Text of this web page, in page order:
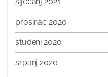
prosinac 2020
studeni 2020
srpanj 2020